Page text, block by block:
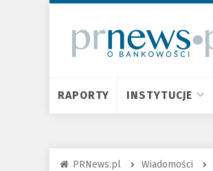
RAPORTY INSTYTUCJE
PRNews.pl Wiadomości